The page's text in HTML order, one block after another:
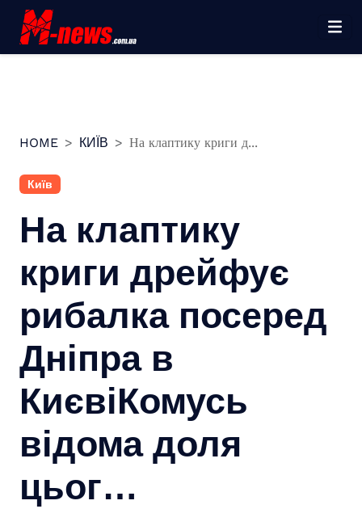
Перейти
вмісту
HOME КИЇВ На клаптику криги д...
Київ
На клаптику
криги дрейфує
рибалка посеред
Дніпра в
КиєвіКомусь
відома доля
цьог…